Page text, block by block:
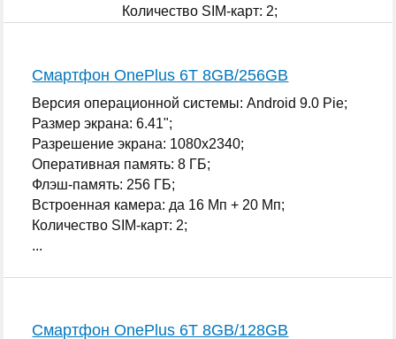
Количество SIM-карт: 2;
Смартфон OnePlus 6T 8GB/256GB
Версия операционной системы: Android 9.0 Pie;
Размер экрана: 6.41";
Разрешение экрана: 1080x2340;
Оперативная память: 8 ГБ;
Флэш-память: 256 ГБ;
Встроенная камера: да 16 Мп + 20 Мп;
Количество SIM-карт: 2;
...
Смартфон OnePlus 6T 8GB/128GB